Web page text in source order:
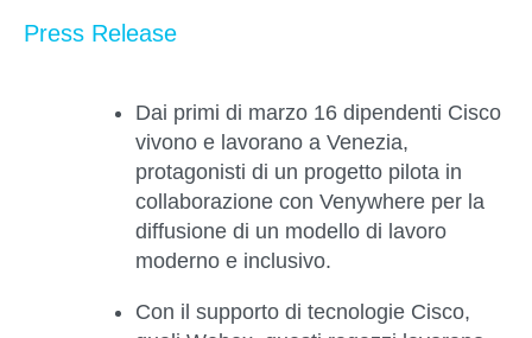
Press Release
Dai primi di marzo 16 dipendenti Cisco
vivono e lavorano a Venezia,
protagonisti di un progetto pilota in
collaborazione con Venywhere per la
diffusione di un modello di lavoro
moderno e inclusivo.
Con il supporto di tecnologie Cisco,